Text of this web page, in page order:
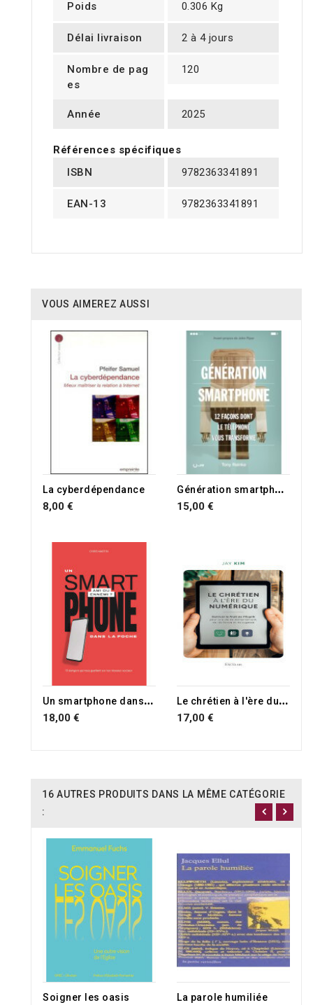
Poids 0.306 Kg
Délai livraison 2 à 4 jours
Nombre de pag
es
120
Année 2025
Références spécifiques
ISBN
9782363341891
EAN-13 9782363341891
VOUS AIMEREZ AUSSI
La cyberdépendance
8,00 €
G
énération smartphone
15,00 €
U
n smartphone dans la poche, ami ou ennemi ?
18,00 €
L
e chrétien à l'ère du numérique
17,00 €
16 AUTRES PRODUITS DANS LA MÊME CATÉGORIE
:
Soigner les oasis La parole humiliée